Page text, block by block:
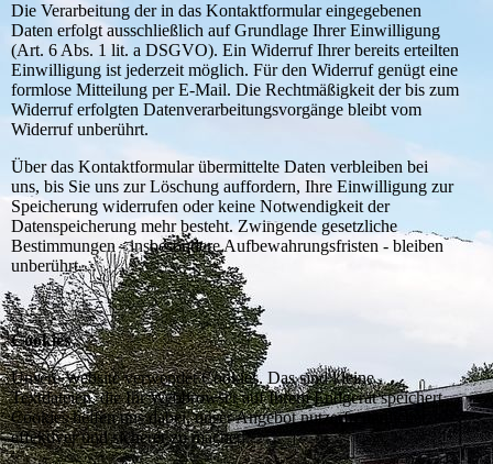
Die Verarbeitung der in das Kontaktformular eingegebenen
Daten erfolgt ausschließlich auf Grundlage Ihrer Einwilligung
(Art. 6 Abs. 1 lit. a DSGVO). Ein Widerruf Ihrer bereits erteilten
Einwilligung ist jederzeit möglich. Für den Widerruf genügt eine
formlose Mitteilung per E-Mail. Die Rechtmäßigkeit der bis zum
Widerruf erfolgten Datenverarbeitungsvorgänge bleibt vom
Widerruf unberührt.
Über das Kontaktformular übermittelte Daten verbleiben bei
uns, bis Sie uns zur Löschung auffordern, Ihre Einwilligung zur
Speicherung widerrufen oder keine Notwendigkeit der
Datenspeicherung mehr besteht. Zwingende gesetzliche
Bestimmungen - insbesondere Aufbewahrungsfristen - bleiben
unberührt.
Cookies
Unsere Website verwendet Cookies. Das sind kleine
Textdateien, die Ihr Webbrowser auf Ihrem Endgerät speichert.
Cookies helfen uns dabei, unser Angebot nutzerfreundlicher,
effektiver und sicherer zu machen.